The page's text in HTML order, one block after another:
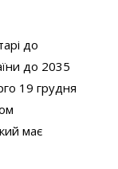
до
до 2035
19 грудня
має